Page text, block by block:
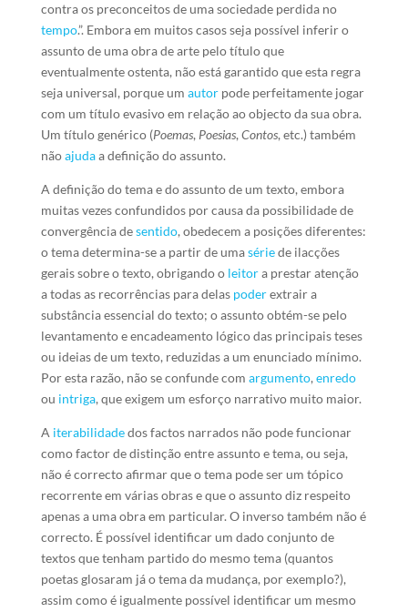
contra os preconceitos de uma sociedade perdida no
tempo.”. Embora em muitos casos seja possível inferir o
assunto de uma obra de arte pelo título que
eventualmente ostenta, não está garantido que esta regra
seja universal, porque um autorpode perfeitamente jogar
com um título evasivo em relação ao objecto da sua obra.
Um título genérico (Poemas, Poesias, Contos, etc.) também
nãoajudaa definição do assunto.
A definição do tema e do assunto de um texto, embora
muitas vezes confundidos por causa da possibilidade de
convergência desentido, obedecem a posições diferentes:
o tema determina-se a partir de umasériede ilacções
gerais sobre o texto, obrigando o leitora prestar atenção
a todas as recorrências para delas poderextrair a
substância essencial do texto; o assunto obtém-se pelo
levantamento e encadeamento lógico das principais teses
ou ideias de um texto, reduzidas a um enunciado mínimo.
Por esta razão, não se confunde com argumento, enredo
ou intriga, que exigem um esforço narrativo muito maior.
A iterabilidadedos factos narrados não pode funcionar
como factor de distinção entre assunto e tema, ou seja,
não é correcto afirmar que o tema pode ser um tópico
recorrente em várias obras e que o assunto diz respeito
apenas a uma obra em particular. O inverso também não é
correcto. É possível identificar um dado conjunto de
textos que tenham partido do mesmo tema (quantos
poetas glosaram já o tema da mudança, por exemplo?),
assim como é igualmente possível identificar um mesmo